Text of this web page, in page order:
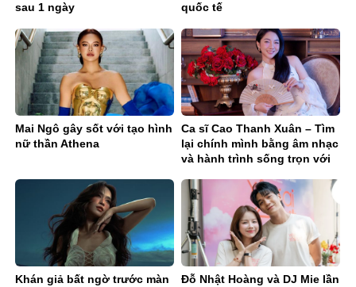
sau 1 ngày
quốc tế
Mai Ngô gây sốt với tạo hình
nữ thần Athena
Ca sĩ Cao Thanh Xuân – Tìm
lại chính mình bằng âm nhạc
và hành trình sống trọn với
Khán giả bất ngờ trước màn
Đỗ Nhật Hoàng và DJ Mie lần